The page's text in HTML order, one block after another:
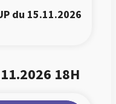
du 15.11.2026
18H